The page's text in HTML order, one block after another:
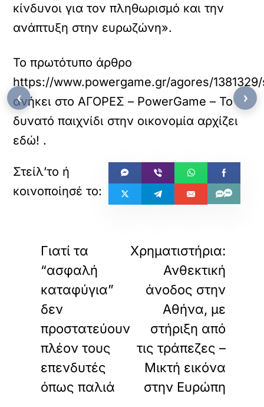
κίνδυνοι για τον πληθωρισμό και την
ανάπτυξη στην ευρωζώνη».
Το πρωτότυπο άρθρο
https://www.powergame.gr/agores/
ανήκει στοΑΓΟΡΕΣ – PowerGame – Το
δυνατό παιχνίδι στην οικονομία αρχίζει
εδώ! .
Γιατί τα
“ασφαλή
καταφύγια”
δεν
προστατεύουν
πλέον τους
επενδυτές
όπως παλιά
Χρηματιστήρια:
Ανθεκτική
άνοδος στην
Αθήνα, με
στήριξη από
τις τράπεζες –
Μικτή εικόνα
στην Ευρώπη
‹ ›